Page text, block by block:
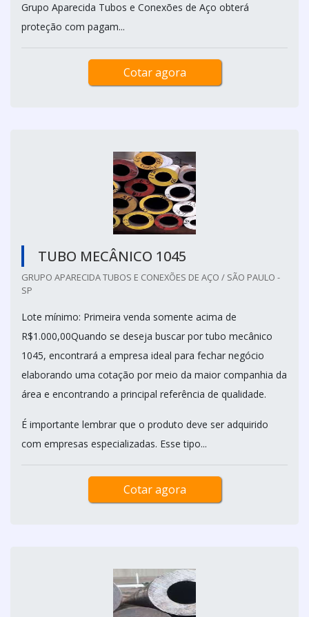
Grupo Aparecida Tubos e Conexões de Aço obterá
proteção com pagam...
Cotar agora
TUBO MECÂNICO 1045
GRUPO APARECIDA TUBOS E CONEXÕES DE AÇO / SÃO PAULO -
SP
Lote mínimo: Primeira venda somente acima de
R$1.000,00Quando se deseja buscar por tubo mecânico
1045, encontrará a empresa ideal para fechar negócio
elaborando uma cotação por meio da maior companhia da
área e encontrando a principal referência de qualidade.
É importante lembrar que o produto deve ser adquirido
com empresas especializadas. Esse tipo...
Cotar agora